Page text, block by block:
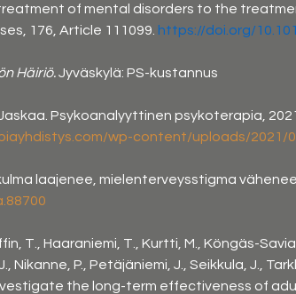
treatment of mental disorders to the
176, Article 111099. https://doi.org/
Häiriö. Jyväskylä: PS-kustannus
Psykoanalyyttinen psykoterapia,
wp-content/uploads/2021/
laajenee, mielenterveysstigma
T., Haaraniemi, T., Kurtti, M., Köngäs-
Nikanne, P., Petäjäniemi, J., Seikkula, J.,
the long-term effectiveness of